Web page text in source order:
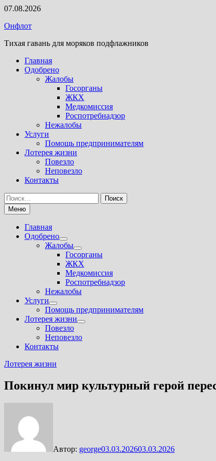
Перейти
содержимому
07.08.2026
Онфлот
Тихая гавань для моряков подфлажников
Главная
Одобрено
Жалобы
Госорганы
ЖКХ
Медкомиссия
Роспотребнадзор
Нежалобы
Услуги
Помощь предпринимателям
Лотерея жизни
Повезло
Неповезло
Контакты
Найти:
Меню
Главная
Одобрено
Показать
подменю
Жалобы
Показать
подменю
Госорганы
ЖКХ
Медкомиссия
Роспотребнадзор
Нежалобы
Услуги
Показать
подменю
Помощь предпринимателям
Лотерея жизни
Показать
Повезло
Неповезло
Контакты
Лотерея жизни
Покинул мир культурный герой
Автор: george03.03.202603.03.2026